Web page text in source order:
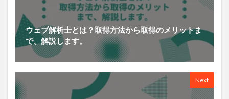
ウェブ解析士とは？取得方法から取得のメリットま
で、解説します。
Next